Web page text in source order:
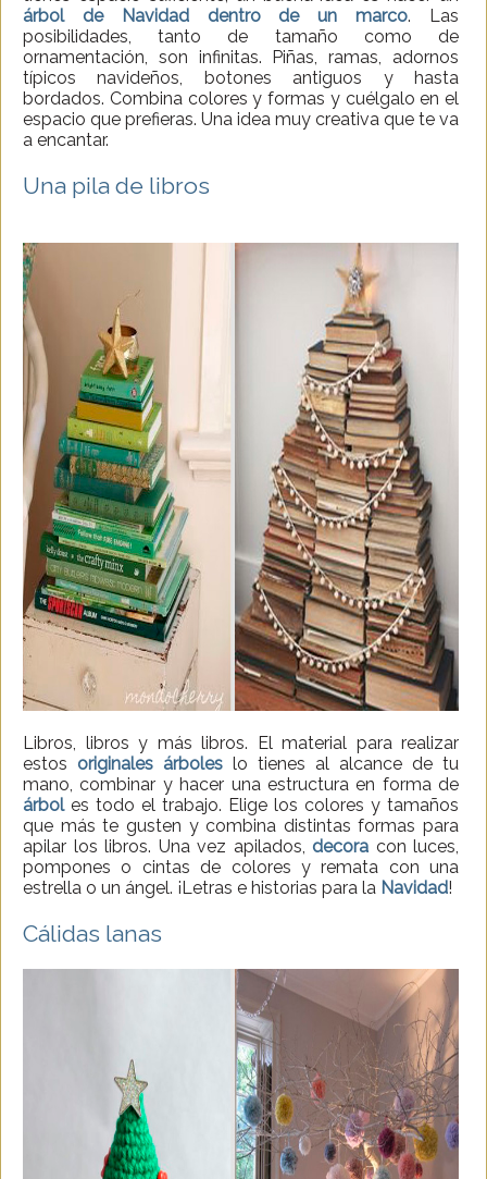
árbol de Navidad dentro de un marco. Las
posibilidades, tanto de tamaño como de
ornamentación, son infinitas. Piñas, ramas, adornos
típicos navideños, botones antiguos y hasta
bordados. Combina colores y formas y cuélgalo en el
espacio que prefieras. Una idea muy creativa que te va
a encantar.
Una pila de libros
Libros, libros y más libros. El material para realizar
estos originales árboles lo tienes al alcance de tu
mano, combinar y hacer una estructura en forma de
árboles todo el trabajo. Elige los colores y tamaños
que más te gusten y combina distintas formas para
apilar los libros. Una vez apilados, decora con luces,
pompones o cintas de colores y remata con una
estrella o un ángel. ¡Letras e historias para la Navidad!
Cálidas lanas